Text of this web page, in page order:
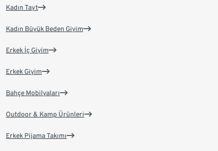
Kadın Tayt
Kadın Büyük Beden Giyim
Erkek İç Giyim
Erkek Giyim
Bahçe Mobilyaları
Outdoor & Kamp Ürünleri
Erkek Pijama Takımı